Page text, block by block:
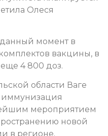
Олеся
момент в
вакцины, в
4 800 доз.
области Ваге
иммунизация
мероприятием
новой
в регионе.